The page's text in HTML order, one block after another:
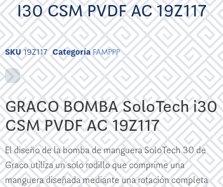
I30 CSM PVDF AC 19Z117
SKU19Z117 CategoríaFAMPPP
GRACO BOMBA SoloTech i30
CSM PVDF AC 19Z117
El diseño de la bomba de manguera SoloTech 30 de
Graco utiliza un solo rodillo que comprime una
manguera diseñada mediante una rotación completa